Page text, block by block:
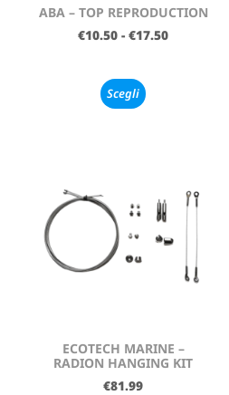
ABA – TOP REPRODUCTION
€10.50 - €17.50
Scegli
ECOTECH MARINE –
RADION HANGING KIT
€81.99